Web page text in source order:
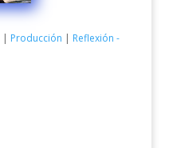
Producción
Reflexión -